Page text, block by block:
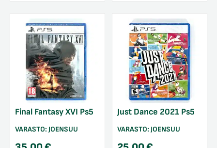
Final Fantasy XVI Ps5
VARASTO: JOENSUU
Just Dance 2021 Ps5
VARASTO: JOENSUU